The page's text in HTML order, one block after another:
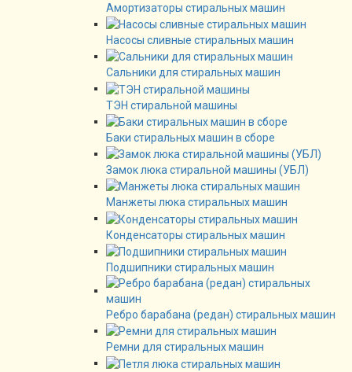
Амортизаторы стиральных машин
Насосы сливные стиральных машин
Сальники для стиральных машин
ТЭН стиральной машины
Баки стиральных машин в сборе
Замок люка стиральной машины (УБЛ)
Манжеты люка стиральных машин
Конденсаторы стиральных машин
Подшипники стиральных машин
Ребро барабана (редан) стиральных машин
Ремни для стиральных машин